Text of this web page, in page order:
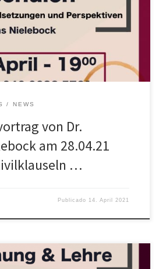
von Hochschulen wird auch
ihre Prämissen, Reichweite und
Im Anschluss an den Vortrag
NEWS
von Dr.
am 28.04.21
…
Publicado 14. April 2021